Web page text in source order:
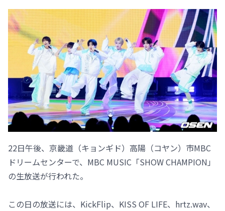
22日午後、京畿道（キョンギド）高陽（コヤン）市MBC
ドリームセンターで、MBC MUSIC「SHOW CHAMPION」
の生放送が行われた。
この日の放送には、KickFlip、KISS OF LIFE、hrtz.wav、